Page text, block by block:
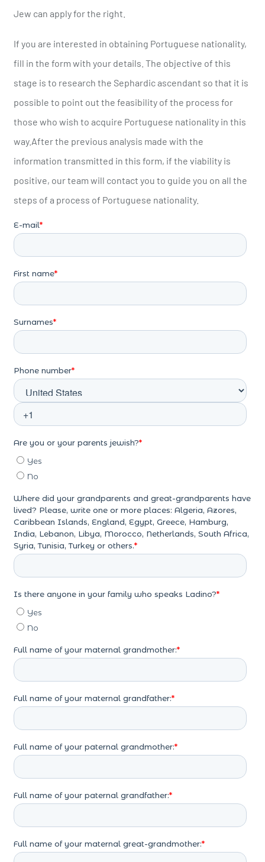
Jew can apply for the right.
Nos últimos meses, testei diferentes plataformas de
percebi que muitas oferecem uma experiência repetitiva
e pouco otimizada para dispositivos móveis. Ao analisar
principalmente na fluidez do jogo e na simplicidade da
navegação. A proposta é direta, sem menus excessivos
ou promoções invasivas que costumam atrapalhar a
rapidez das sessões, algo importante para quem prefere
partidas curtas durante o dia. Também gostei da
adaptação para smartphones, já que o desempenho
jogadores em Portugal, parece uma alternativa moderna
dentro do segmento de jogos instantâneos.
If you are interested in obtaining Portuguese nationality,
fill in the form with your details. The objective of this
stage is to research the Sephardic ascendant so that it is
possible to point out the feasibility of the process for
those who wish to acquire Portuguese nationality in this
way.After the previous analysis made with the
information transmitted in this form, if the viability is
positive, our team will contact you to guide you on all the
steps of a process of Portuguese nationality.